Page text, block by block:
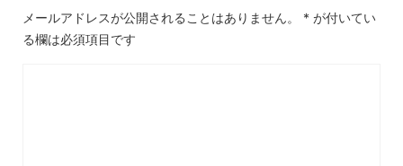
メールアドレスが公開されることはありません。 * が付いてい
る欄は必須項目です